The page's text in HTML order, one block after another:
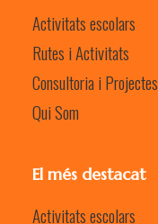
Activitats escolars
Rutes i Activitats
Consultoria i Projectes
Qui Som
El més destacat
Activitats escolars